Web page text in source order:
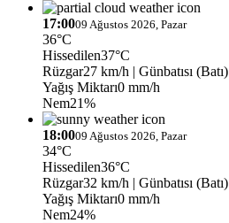
17:0009 Ağustos 2026, Pazar
36°C
Hissedilen37°C
Rüzgar27 km/h | Günbatısı (Batı)
Yağış Miktarı0 mm/h
Nem21%
18:0009 Ağustos 2026, Pazar
34°C
Hissedilen36°C
Rüzgar32 km/h | Günbatısı (Batı)
Yağış Miktarı0 mm/h
Nem24%